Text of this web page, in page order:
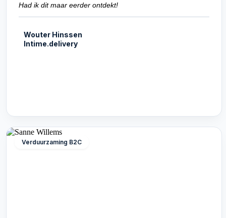
Had ik dit maar eerder ontdekt!
Wouter Hinssen
Intime.delivery
Verduurzaming B2C